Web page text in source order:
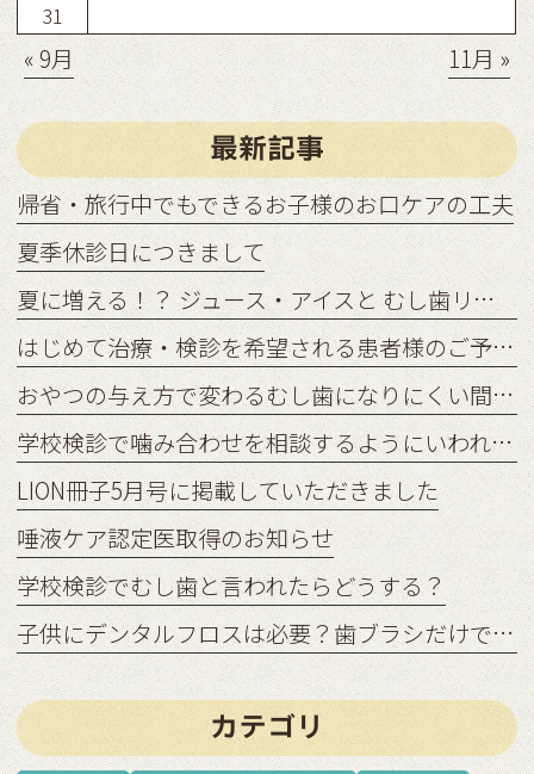
31
« 9月 11月 »
最新記事
帰省・旅行中でもできるお子様のお口ケアの工夫
夏季休診日につきまして
夏に増える！？ ジュース・アイスと むし歯リスクの関係
はじめて治療・検診を希望される患者様のご予約状況につきまして
おやつの与え方で変わるむし歯になりにくい間食習慣
学校検診で噛み合わせを相談するようにいわれたら？
LION冊子5月号に掲載していただきました
唾液ケア認定医取得のお知らせ
学校検診でむし歯と言われたらどうする？
子供にデンタルフロスは必要？歯ブラシだけでは足りない理由
カテゴリ